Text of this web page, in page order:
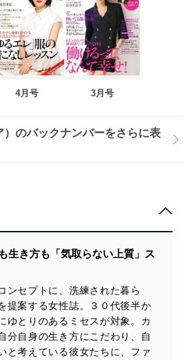
4月号 3月号
）のバックナンバーをさらに表
生き方も「気取らない上質」ス
ンセプトに、洗練された暮ら
提案する女性誌。３０代後半か
ゆとりのあるミセスが対象。カ
分自身の生き方にこだわり、自
と考えている彼女たちに、ファ